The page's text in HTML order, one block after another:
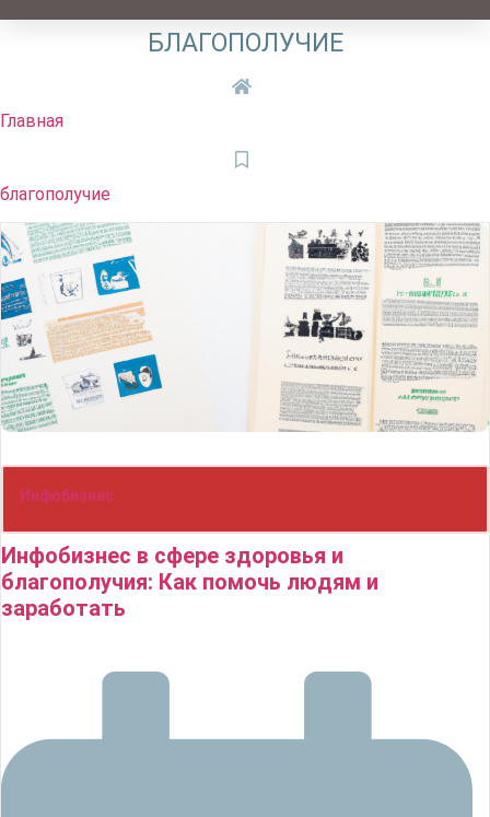
БЛАГОПОЛУЧИЕ
Главная
благополучие
Инфобизнес
Инфобизнес в сфере здоровья и
благополучия: Как помочь людям и
заработать